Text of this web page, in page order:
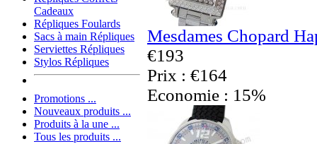
Cadeaux
Répliques Foulards
Sacs à main Répliques
Serviettes Répliques
Stylos Répliques
Promotions ...
Nouveaux produits ...
Produits à la une ...
Tous les produits ...
Mesdames Chopard
€193
Prix : €164
Economie : 15%